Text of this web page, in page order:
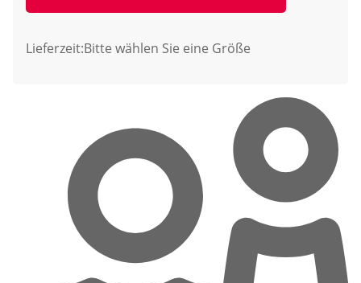
Lieferzeit:Bitte wählen Sie eine Größe